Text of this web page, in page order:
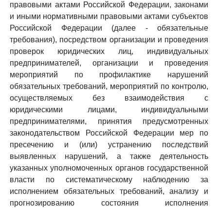
правовыми актами Российской Федерации, законами
и иными нормативными правовыми актами субъектов
Российской Федерации (далее - обязательные
требования), посредством организации и проведения
проверок юридических лиц, индивидуальных
предпринимателей, организации и проведения
мероприятий по профилактике нарушений
обязательных требований, мероприятий по контролю,
осуществляемых без взаимодействия с
юридическими лицами, индивидуальными
предпринимателями, принятия предусмотренных
законодательством Российской Федерации мер по
пресечению и (или) устранению последствий
выявленных нарушений, а также деятельность
указанных уполномоченных органов государственной
власти по систематическому наблюдению за
исполнением обязательных требований, анализу и
прогнозированию состояния исполнения